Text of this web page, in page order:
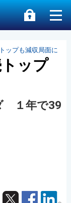
ップも減収局面に
ップ
１年で39
Twitter Facebook